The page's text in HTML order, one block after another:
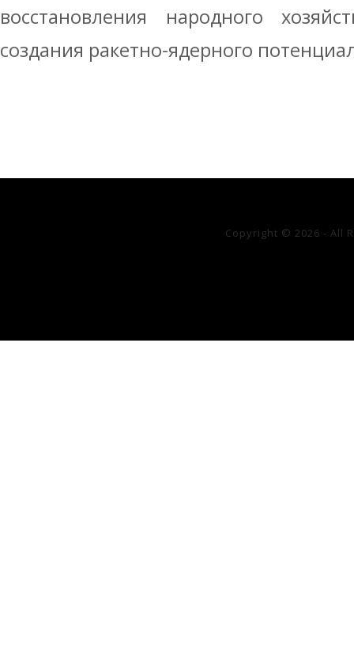
восстановления народного
создания ракетно-ядерного
Copyright © 2026 - All